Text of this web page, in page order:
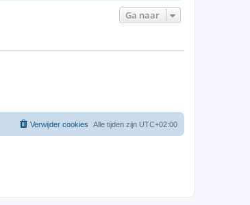
Ga naar
Alle tijden zijn UTC+02:00
Verwijder cookies